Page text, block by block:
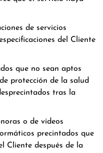
de servicios
del Cliente
que no sean aptos
protección de la salud
tras la
o de vídeos
precintados que
Cliente después de la